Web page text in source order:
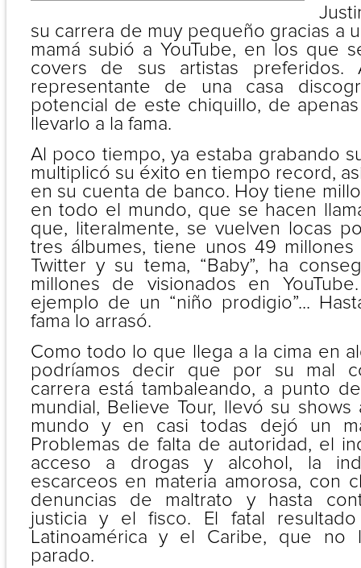
su carrera de muy pequeño gracias a
mamá subió a YouTube, en los que
covers de sus artistas
representante de una casa
potencial de este chiquillo, de
llevarlo a la fama.
Al poco tiempo, ya estaba grabando
multiplicó su éxito en tiempo record,
en su cuenta de banco. Hoy tiene
en todo el mundo, que se hacen
que, literalmente, se vuelven locas
tres álbumes, tiene unos 49
Twitter y su tema, “Baby”, ha
millones de visionados en
ejemplo de un “niño prodigio”...
fama lo arrasó.
Como todo lo que llega a la cima en
podríamos decir que por su mal
carrera está tambaleando, a punto
mundial, Believe Tour, llevó su
mundo y en casi todas dejó un
Problemas de falta de autoridad, el
acceso a drogas y alcohol, la
escarceos en materia amorosa, con
denuncias de maltrato y hasta
justicia y el fisco. El fatal
Latinoamérica y el Caribe, que
parado.